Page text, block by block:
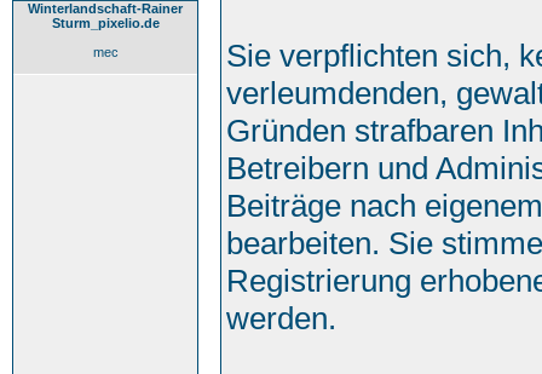
Winterlandschaft-Rainer
Sturm_pixelio.de
mec
Sie verpflichten sich,
verleumdenden,
Gründen strafbaren
Betreibern und
Beiträge nach
bearbeiten. Sie
Registrierung
werden.